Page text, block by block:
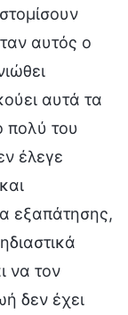
αυτός ο
αυτά τα
πολύ του
έλεγε
εξαπάτησης,
να τον
δεν έχει